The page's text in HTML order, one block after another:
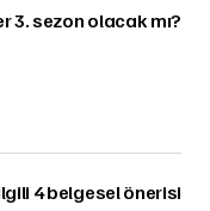
3. sezon olacak mı?
4 belgesel önerisi